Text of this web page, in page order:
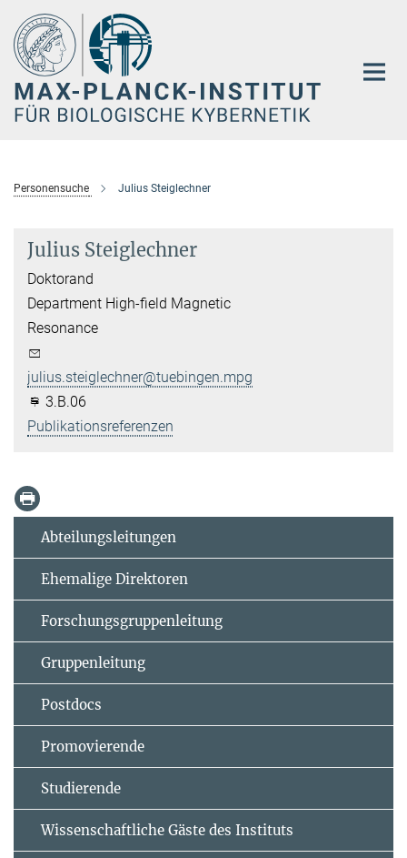
Hauptinhalt
Personensuche Julius Steiglechner
Julius Steiglechner
Doktorand
Department High-field Magnetic
Resonance
julius.steiglechner@tuebingen.mpg.de
3.B.06
Publikationsreferenzen
Abteilungsleitungen
Ehemalige Direktoren
Forschungsgruppenleitung
Gruppenleitung
Postdocs
Promovierende
Studierende
Wissenschaftliche Gäste des Instituts